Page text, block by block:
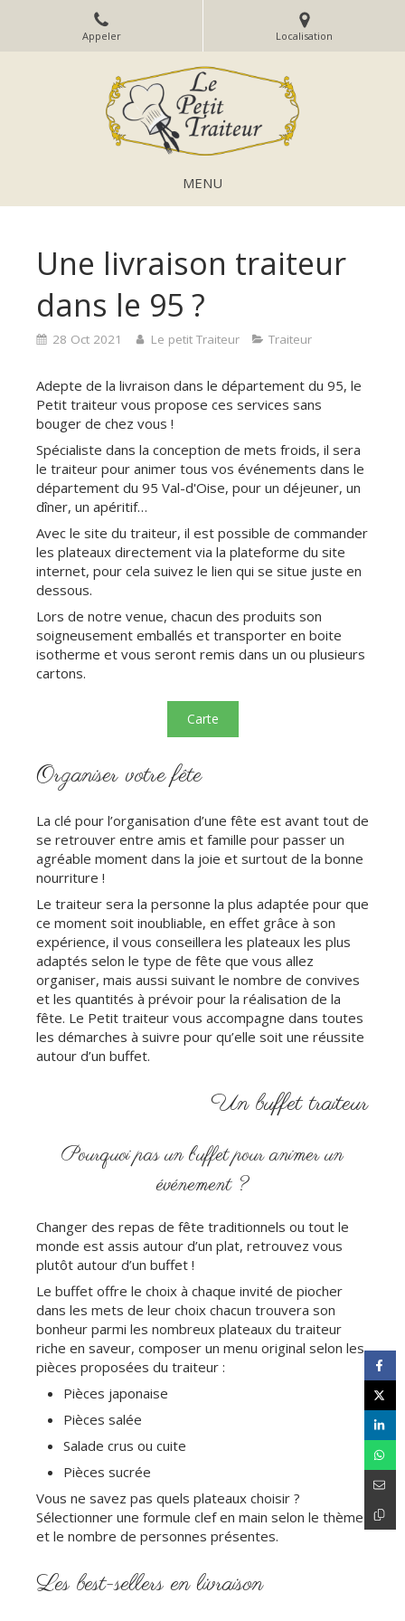
Appeler Localisation
MENU
Une livraison traiteur
dans le 95 ?
28 Oct 2021 Le petit Traiteur Traiteur
Adepte de la livraison dans le département du 95, le
Petit traiteur vous propose ces services sans
bouger de chez vous !
Spécialiste dans la conception de mets froids, il sera
le traiteur pour animer tous vos événements dans le
département du 95 Val-d'Oise, pour un déjeuner, un
dîner, un apéritif…
Avec le site du traiteur, il est possible de commander
les plateaux directement via la plateforme du site
internet, pour cela suivez le lien qui se situe juste en
dessous.
Lors de notre venue, chacun des produits son
soigneusement emballés et transporter en boite
isotherme et vous seront remis dans un ou plusieurs
cartons.
Carte
Organiser votre fête
La clé pour l’organisation d’une fête est avant tout de
se retrouver entre amis et famille pour passer un
agréable moment dans la joie et surtout de la bonne
nourriture !
Le traiteur sera la personne la plus adaptée pour que
ce moment soit inoubliable, en effet grâce à son
expérience, il vous conseillera les plateaux les plus
adaptés selon le type de fête que vous allez
organiser, mais aussi suivant le nombre de convives
et les quantités à prévoir pour la réalisation de la
fête. Le Petit traiteur vous accompagne dans toutes
les démarches à suivre pour qu’elle soit une réussite
autour d’un buffet.
Un buffet traiteur
Pourquoi pas un buffet pour animer un
événement ?
Changer des repas de fête traditionnels ou tout le
monde est assis autour d’un plat, retrouvez vous
plutôt autour d’un buffet !
Le buffet offre le choix à chaque invité de piocher
dans les mets de leur choix chacun trouvera son
bonheur parmi les nombreux plateaux du traiteur
riche en saveur, composer un menu original selon les
pièces proposées du traiteur :
Pièces japonaise
Pièces salée
Salade crus ou cuite
Pièces sucrée
Vous ne savez pas quels plateaux choisir ?
Sélectionner une formule clef en main selon le thème
et le nombre de personnes présentes.
Les best-sellers en livraison